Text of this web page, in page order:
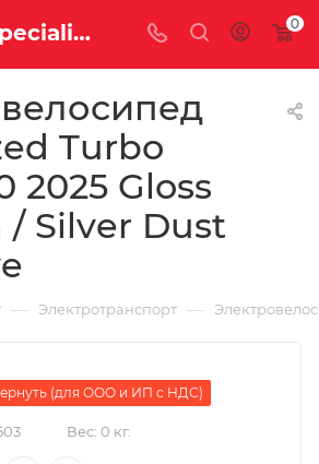
Купить Specialized Turbo Como 4.0 2025 Gloss Seafoam / Silver Dust Reflective за рублей, а со скидкой 484 100 руб. 0
Turbo
2025 Gloss
/ Silver Dust
— Электротранспорт —
(для ООО и ИП с НДС)
Вес: 0 кг.